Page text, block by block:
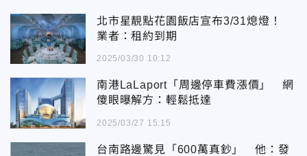
北市星靚點花園飯店宣布3/31熄燈！
業者：租約到期
2025/03/30 10:12
南港LaLaport「周邊停車費漲價」 網
傻眼曝解方：輕鬆抵達
2025/03/27 15:15
台南路邊驚見「600萬真鈔」 他：發